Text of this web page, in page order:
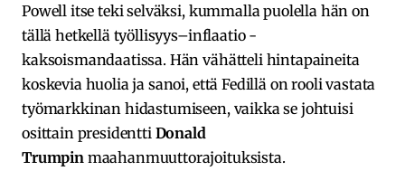
Powell itse teki selväksi, kummalla puolella hän on
tällä hetkellä työllisyys–inflaatio -
kaksoismandaatissa. Hän vähätteli hintapaineita
koskevia huolia ja sanoi, että Fedillä on rooli vastata
työmarkkinan hidastumiseen, vaikka se johtuisi
osittain presidentti Donald
Trumpin maahanmuuttorajoituksista.